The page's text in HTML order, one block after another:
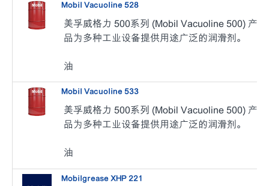
Mobil Vacuoline 528
美孚威格力 500系列 (Mobil Vacuoline 500) 产
品为多种工业设备提供用途广泛的润滑剂。
油
Mobil Vacuoline 533
美孚威格力 500系列 (Mobil Vacuoline 500) 产
品为多种工业设备提供用途广泛的润滑剂。
油
Mobilgrease XHP 221